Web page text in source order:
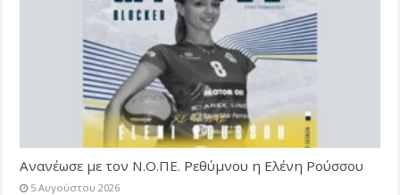
Ανανέωσε με τον Ν.Ο.ΠΕ. Ρεθύμνου η Ελένη Ρούσσου
5 Αυγούστου 2026